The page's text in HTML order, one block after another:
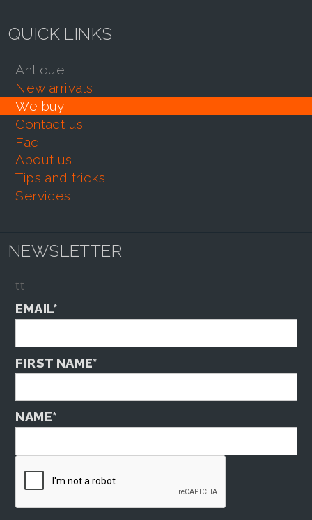
QUICK LINKS
antique
new arrivals
we buy
contact us
faq
about us
tips and tricks
services
NEWSLETTER
tt
EMAIL*
FIRST NAME*
NAME*